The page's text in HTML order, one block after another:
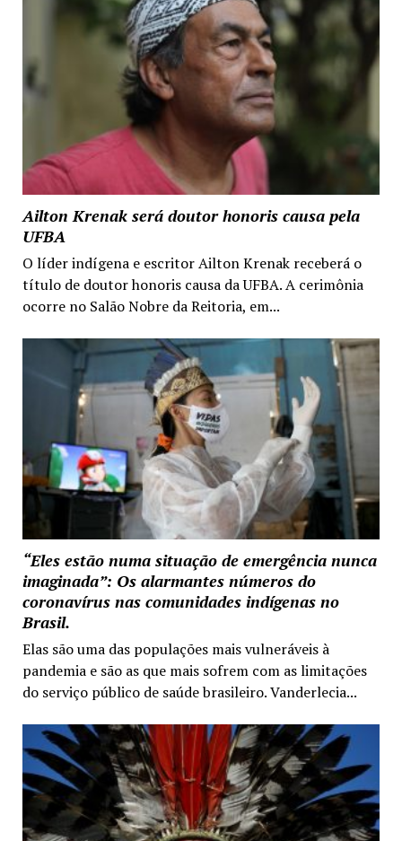
Ailton Krenak será doutor honoris causa pela
UFBA
O líder indígena e escritor Ailton Krenak receberá o
título de doutor honoris causa da UFBA. A cerimônia
ocorre no Salão Nobre da Reitoria, em...
“Eles estão numa situação de emergência nunca
imaginada”: Os alarmantes números do
coronavírus nas comunidades indígenas no
Brasil.
Elas são uma das populações mais vulneráveis à
pandemia e são as que mais sofrem com as limitações
do serviço público de saúde brasileiro. Vanderlecia...